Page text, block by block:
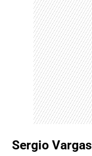
Sergio Vargas